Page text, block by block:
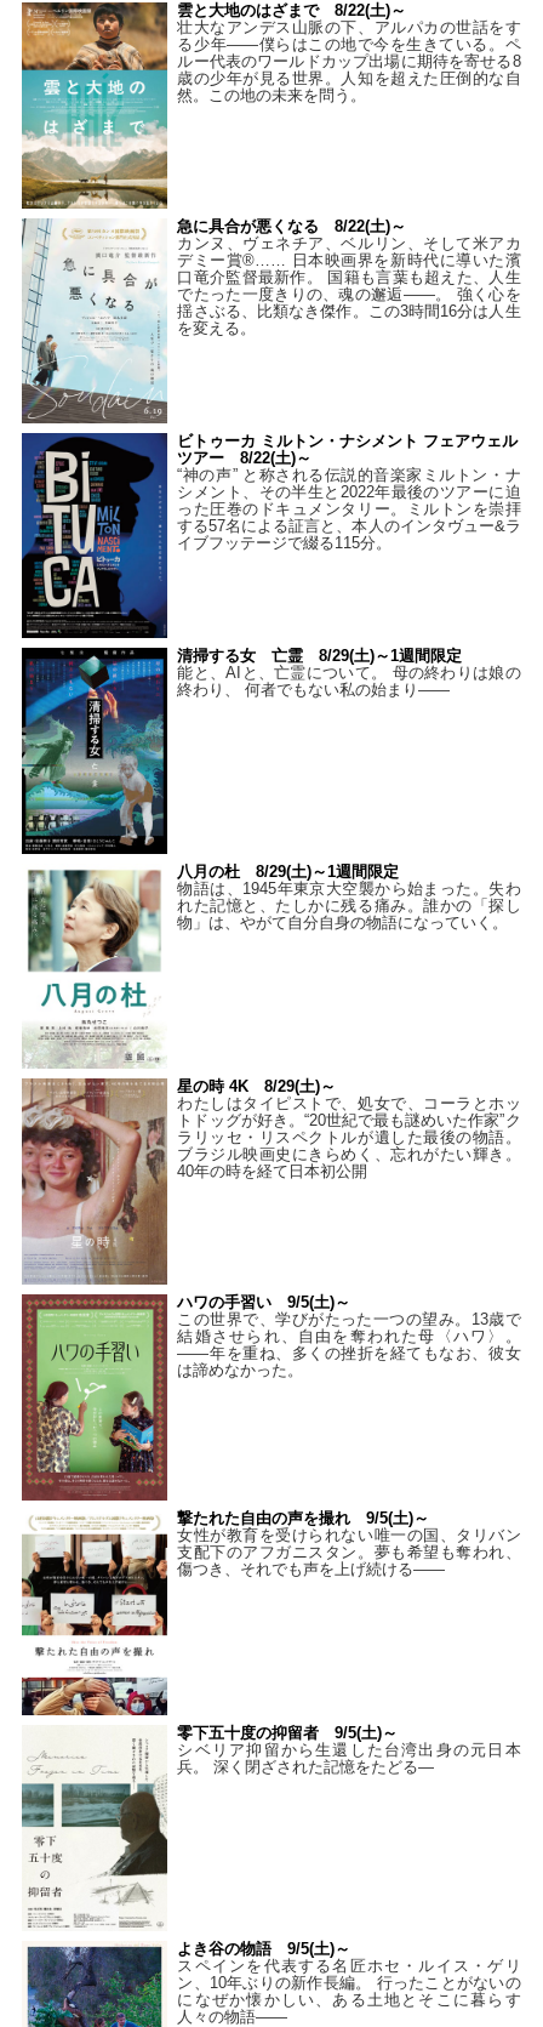
雲と大地のはざまで 8/22(土)～
壮大なアンデス山脈の下、アルパカの世話をす
る少年――僕らはこの地で今を生きている。ペ
ルー代表のワールドカップ出場に期待を寄せる8
歳の少年が見る世界。人知を超えた圧倒的な自
然。この地の未来を問う。
急に具合が悪くなる 8/22(土)～
カンヌ、ヴェネチア、ベルリン、そして米アカ
デミー賞®…… 日本映画界を新時代に導いた濱
口竜介監督最新作。 国籍も言葉も超えた、人生
でたった一度きりの、魂の邂逅――。 強く心を
揺さぶる、比類なき傑作。この3時間16分は人生
を変える。
ビトゥーカ ミルトン・ナシメント フェアウェル
ツアー 8/22(土)～
“神の声” と称される伝説的音楽家ミルトン・ナ
シメント、その半生と2022年最後のツアーに迫
った圧巻のドキュメンタリー。ミルトンを崇拝
する57名による証言と、本人のインタヴュー&ラ
イブフッテージで綴る115分。
清掃する女 亡霊 8/29(土)～1週間限定
能と、AIと、亡霊について。 母の終わりは娘の
終わり、 何者でもない私の始まり――
八月の杜 8/29(土)～1週間限定
物語は、1945年東京大空襲から始まった。失わ
れた記憶と、たしかに残る痛み。誰かの「探し
物」は、やがて自分自身の物語になっていく。
星の時 4K 8/29(土)～
わたしはタイピストで、処⼥で、コーラとホッ
トドッグが好き。“20世紀で最も謎めいた作家”ク
ラリッセ・リスペクトルが遺した最後の物語。
ブラジル映画史にきらめく、忘れがたい輝き。
40年の時を経て⽇本初公開
ハワの手習い 9/5(土)～
この世界で、学びがたった一つの望み。13歳で
結婚させられ、自由を奪われた母〈ハワ〉。
——年を重ね、多くの挫折を経てもなお、彼女
は諦めなかった。
撃たれた自由の声を撮れ 9/5(土)～
女性が教育を受けられない唯一の国、タリバン
支配下のアフガニスタン。夢も希望も奪われ、
傷つき、それでも声を上げ続ける——
零下五十度の抑留者 9/5(土)～
シベリア抑留から生還した台湾出身の元日本
兵。 深く閉ざされた記憶をたどる—
よき谷の物語 9/5(土)～
スペインを代表する名匠ホセ・ルイス・ゲリ
ン、10年ぶりの新作長編。 行ったことがないの
になぜか懐かしい、ある土地とそこに暮らす
人々の物語――